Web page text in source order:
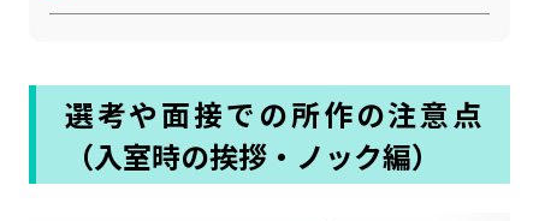
選考や面接での所作の注意点
（入室時の挨拶・ノック編）